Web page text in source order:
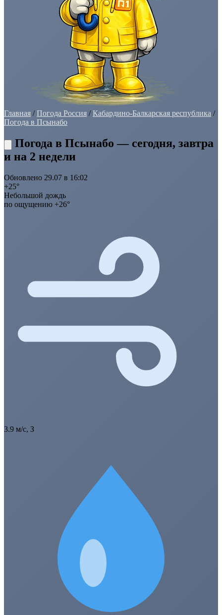
Главная /Погода Россия /Кабардино-Балкарская республика /
Погода в Псынабо
Погода в Псынабо — сегодня, завтра
и на 2 недели
Обновлено 29.07 в 16:02
+25°
Небольшой дождь
по ощущению +26°
3.9 м/с, З